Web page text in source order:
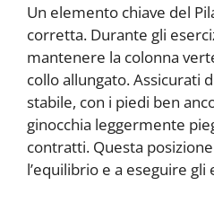
Un elemento chiave del
corretta. Durante gli
mantenere la colonna
collo allungato. Assicurati
stabile, con i piedi ben
ginocchia leggermente
contratti. Questa
l’equilibrio e a eseguire